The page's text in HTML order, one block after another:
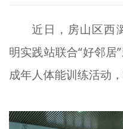
未成年人思想道德建
榜样人物
文明评论
近日，房山区西
明实践站联合“好邻居
成年人体能训练活动